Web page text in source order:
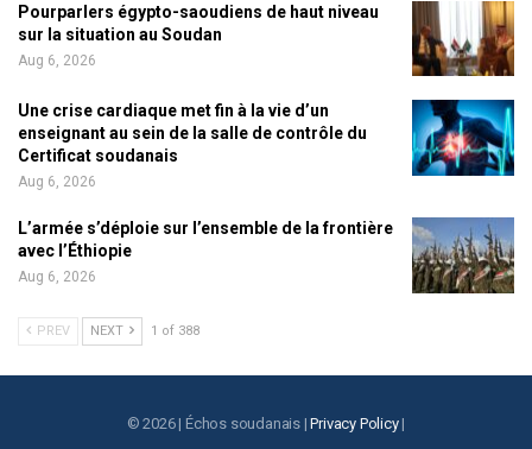
Pourparlers égypto-saoudiens de haut niveau
sur la situation au Soudan
Aug 6, 2026
Une crise cardiaque met fin à la vie d’un
enseignant au sein de la salle de contrôle du
Certificat soudanais
Aug 6, 2026
L’armée s’déploie sur l’ensemble de la frontière
avec l’Éthiopie
Aug 6, 2026
PREV NEXT 1 of 388
© 2026 | Échos soudanais |Privacy Policy|